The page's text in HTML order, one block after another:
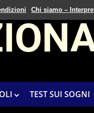
Chi siamo –
TEST SUI SOGNI